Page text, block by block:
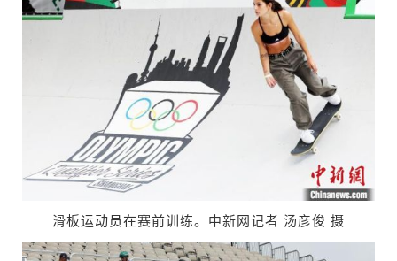
滑板运动员在赛前训练。中新网记者 汤彦俊 摄